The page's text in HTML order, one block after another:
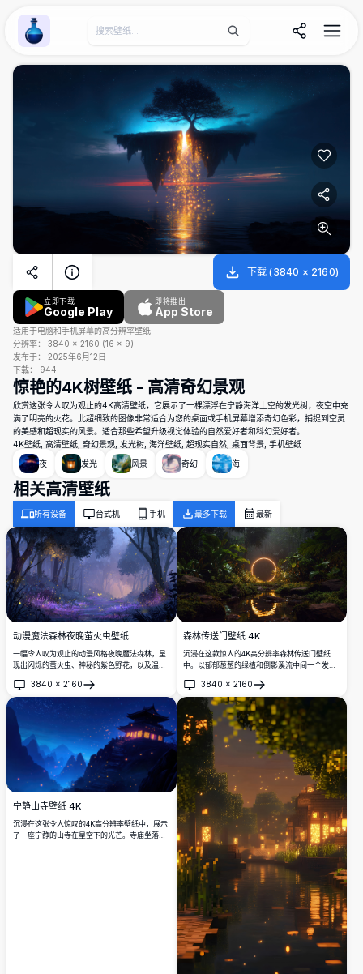
Wallpaper Alchemy
下载 (3840 × 2160)
立即下载
Google Play
即将推出
App Store
适用于电脑和手机屏幕的高分辨率壁纸
分辨率：
3840 × 2160 (16 × 9)
发布于：
2025年6月12日
下载：
944
惊艳的4K树壁纸 - 高清奇幻景观
欣赏这张令人叹为观止的4K高清壁纸，它展示了一棵漂浮在宁静海洋上空的发光树，夜空中充
满了明亮的火花。此超细致的图像非常适合为您的桌面或手机屏幕增添奇幻色彩，捕捉到空灵
的美感和超现实的风景。适合那些希望升级视觉体验的自然爱好者和科幻爱好者。
4K壁纸, 高清壁纸, 奇幻景观, 发光树, 海洋壁纸, 超现实自然, 桌面背景, 手机壁纸
夜
发光 风景 奇幻 海
相关高清壁纸
所有设备 台式机 手机 最多下载 最新
动漫魔法森林夜晚萤火虫壁纸
一幅令人叹为观止的动漫风格夜晚魔法森林，呈
现出闪烁的萤火虫、神秘的紫色野花，以及温暖
一种神奇而宁静的氛围。
3840 × 2160
打开
森林传送门壁纸 4K
沉浸在这款惊人的4K高分辨率森林传送门壁纸
中。以郁郁葱葱的绿植和倒影溪流中间一个发光
融合了自然和神秘。非常适合以丰富的色彩和复
杂的细节增强您的桌面或移动屏幕，为任何设备
提供宁静而迷人的背景。
3840 × 2160
打开
宁静山寺壁纸 4K
沉浸在这张令人惊叹的4K高分辨率壁纸中，展示
了一座宁静的山寺在星空下的光芒。寺庙坐落在